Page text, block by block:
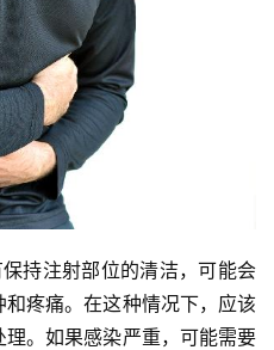
持注射部位的清洁，可能会
疼痛。在这种情况下，应该
。如果感染严重，可能需要